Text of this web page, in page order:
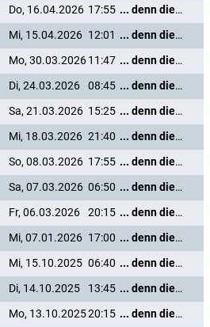
Do, 16.04.2026 17:55
... denn die Musik und die Liebe in Tirol
Mi, 15.04.2026 12:01
... denn die Musik und die Liebe in Tirol
Mo, 30.03.202611:47
... denn die Musik und die Liebe in Tirol
Di, 24.03.2026 08:45
... denn die Musik und die Liebe in Tirol
Sa, 21.03.2026 15:25
... denn die Musik und die Liebe in Tirol
Mi, 18.03.2026 21:40
... denn die Musik und die Liebe in Tirol
So, 08.03.2026 17:55
... denn die Musik und die Liebe in Tirol
Sa, 07.03.2026 06:50
... denn die Musik und die Liebe in Tirol
Fr, 06.03.2026 20:15
... denn die Musik und die Liebe in Tirol
Mi, 07.01.2026 17:00
... denn die Musik und die Liebe in Tirol
Mi, 15.10.2025 06:40
... denn die Musik und die Liebe in Tirol
Di, 14.10.2025 13:45
... denn die Musik und die Liebe in Tirol
Mo, 13.10.202520:15
... denn die Musik und die Liebe in Tirol